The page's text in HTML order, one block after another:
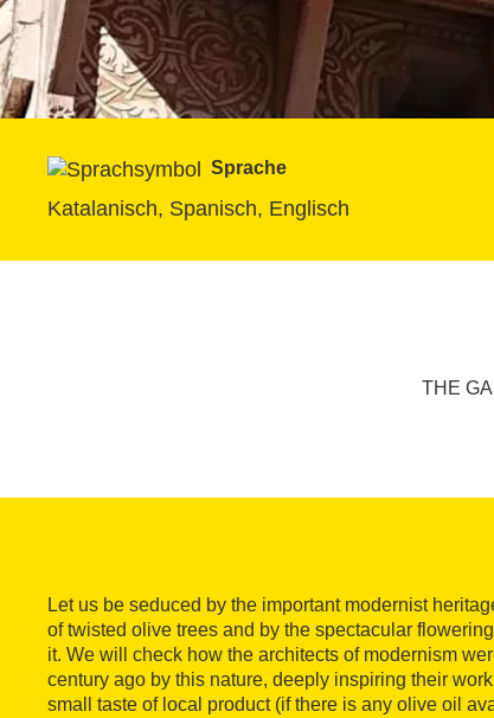
Sprache
Katalanisch, Spanisch, Englisch
THE
Let us be seduced by the important modernist
of twisted olive trees and by the spectacular
it. We will check how the architects of modernism
century ago by this nature, deeply inspiring their
small taste of local product (if there is any olive oil